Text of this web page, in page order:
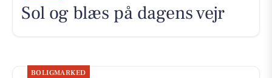
Sol og blæs på dagens vejr
BOLIGMARKED